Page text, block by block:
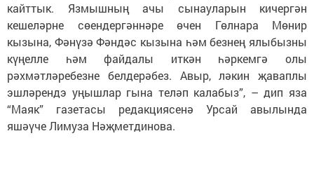
кайттык. Язмышның ачы сынауларын кичергән
кешеләрне сөендергәннәре өчен Гөлнара Мөнир
кызына, Фәнүзә Фәндәс кызына һәм безнең ялыбызны
күңелле һәм файдалы иткән һәркемгә олы
рәхмәтләребезне белдерәбез. Авыр, ләкин җаваплы
эшләрендэ уңышлар гына теләп калабыз”, – дип яза
“Маяк” газетасы редакциясенә Урсай авылында
яшәүче Лимуза Нәҗметдинова.